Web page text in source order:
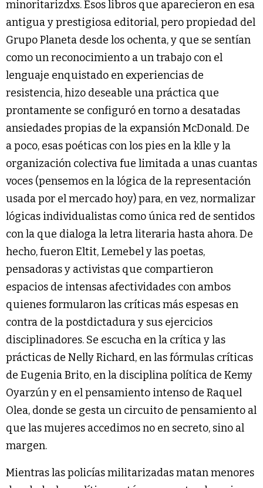
minoritarizdxs. Esos libros que aparecieron en esa
antigua y prestigiosa editorial, pero propiedad del
Grupo Planeta desde los ochenta, y que se sentían
como un reconocimiento a un trabajo con el
lenguaje enquistado en experiencias de
resistencia, hizo deseable una práctica que
prontamente se configuró en torno a desatadas
ansiedades propias de la expansión McDonald. De
a poco, esas poéticas con los pies en la klle y la
organización colectiva fue limitada a unas cuantas
voces (pensemos en la lógica de la representación
usada por el mercado hoy) para, en vez, normalizar
lógicas individualistas como única red de sentidos
con la que dialoga la letra literaria hasta ahora. De
hecho, fueron Eltit, Lemebel y las poetas,
pensadoras y activistas que compartieron
espacios de intensas afectividades con ambos
quienes formularon las críticas más espesas en
contra de la postdictadura y sus ejercicios
disciplinadores. Se escucha en la crítica y las
prácticas de Nelly Richard, en las fórmulas críticas
de Eugenia Brito, en la disciplina política de Kemy
Oyarzún y en el pensamiento intenso de Raquel
Olea, donde se gesta un circuito de pensamiento al
que las mujeres accedimos no en secreto, sino al
margen.
Mientras las policías militarizadas matan menores